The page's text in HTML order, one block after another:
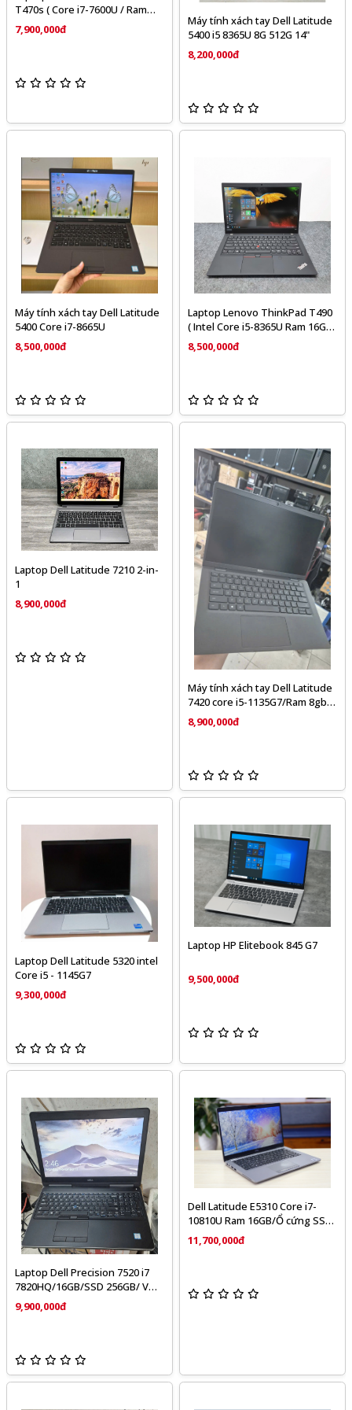
T470s ( Core i7-7600U / Ram
16GB / SSD 256GB / 14 inch
FHD)
7,900,000đ
Máy tính xách tay Dell Latitude
5400 i5 8365U 8G 512G 14"
8,200,000đ
Máy tính xách tay Dell Latitude
5400 Core i7-8665U
8,500,000đ
Laptop Lenovo ThinkPad T490
( Intel Core i5-8365U Ram 16GB
NVMe 256GB 14inch)
8,500,000đ
Laptop Dell Latitude 7210 2-in-
1
8,900,000đ
Máy tính xách tay Dell Latitude
7420 core i5-1135G7/Ram 8gb/
SSD 256GB / Vga Intel Iris Xe
Graphics/ Màn hình 14" Full HD
8,900,000đ
Laptop Dell Latitude 5320 intel
Core i5 - 1145G7
9,300,000đ
Laptop HP Elitebook 845 G7
9,500,000đ
Laptop Dell Precision 7520 i7
7820HQ/16GB/SSD 256GB/ VGA
Ati W4150 /15.6″ FHD
9,900,000đ
Dell Latitude E5310 Core i7-
10810U Ram 16GB/Ổ cứng SSD
512GB/Màn hình13.3″ Full HD
11,700,000đ